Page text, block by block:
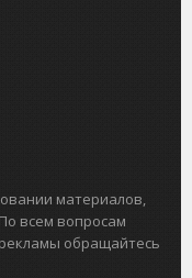
материалов,
всем вопросам
обращайтесь